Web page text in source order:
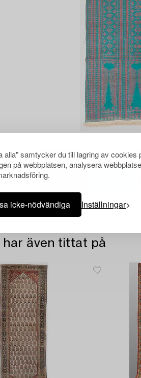
samtycker du till lagring av cookies
på webbplatsen, analysera
icke-nödvändiga Inställningar
har även tittat på